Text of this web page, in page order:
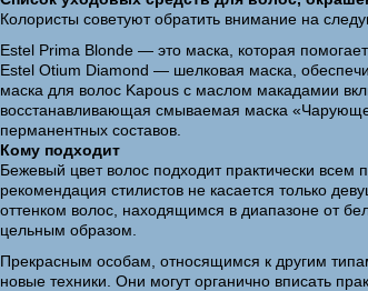
Колористы советуют обратить внимание на
Estel Prima Blonde — это маска, которая
Estel Otium Diamond — шелковая маска,
маска для волос Kapous с маслом макадамии
восстанавливающая смываемая маска
перманентных составов.
Кому подходит
Бежевый цвет волос подходит практически
рекомендация стилистов не касается только
оттенком волос, находящимся в диапазоне от
цельным образом.
Прекрасным особам, относящимся к другим
новые техники. Они могут органично вписать